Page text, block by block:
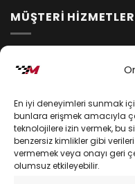
En iyi deneyimleri sunmak
bunlara erişmek amacıyla
teknolojilere izin vermek, bu
benzersiz kimlikler gibi
vermemek veya onayı geri
olumsuz etkileyebilir.
MÜŞTERİ
Kişisel Verilerin
Mesafeli Satış